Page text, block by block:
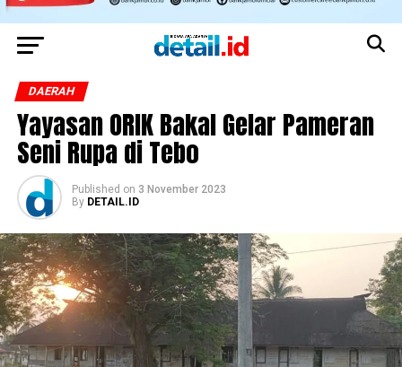
DAERAH
Yayasan ORIK Bakal Gelar Pameran
Seni Rupa di Tebo
Published on 3 November 2023
By DETAIL.ID